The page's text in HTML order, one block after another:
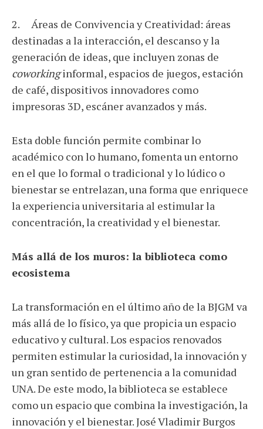
2. Áreas de Convivencia y Creatividad: áreas
destinadas a la interacción, el descanso y la
generación de ideas, que incluyen zonas de
coworkinginformal, espacios de juegos, estación
de café, dispositivos innovadores como
impresoras 3D, escáner avanzados y más.
Esta doble función permite combinar lo
académico con lo humano, fomenta un entorno
en el que lo formal o tradicional y lo lúdico o
bienestar se entrelazan, una forma que enriquece
la experiencia universitaria al estimular la
concentración, la creatividad y el bienestar.
Más allá de los muros: la biblioteca como
ecosistema
La transformación en el último año de la BJGM va
más allá de lo físico, ya que propicia un espacio
educativo y cultural. Los espacios renovados
permiten estimular la curiosidad, la innovación y
un gran sentido de pertenencia a la comunidad
UNA. De este modo, la biblioteca se establece
como un espacio que combina la investigación, la
innovación y el bienestar. José Vladimir Burgos